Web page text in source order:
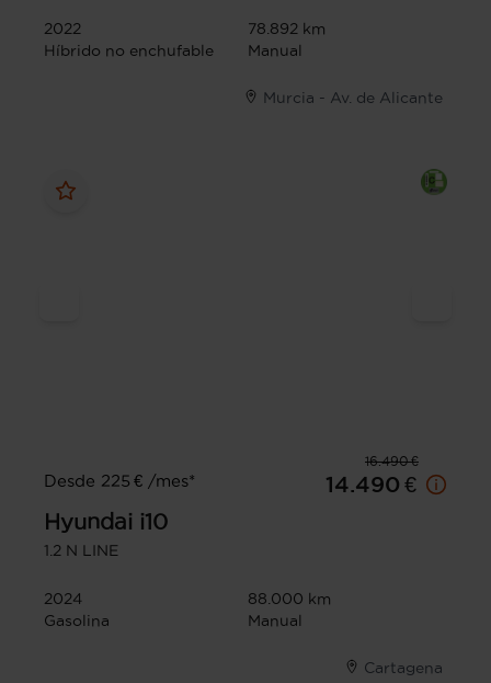
2022
78.892 km
Híbrido no enchufable
Manual
Murcia - Av. de Alicante
16.490 €
Desde 225 € /mes*
14.490 €
Hyundai i10
1.2 N LINE
2024
88.000 km
Gasolina
Manual
Cartagena